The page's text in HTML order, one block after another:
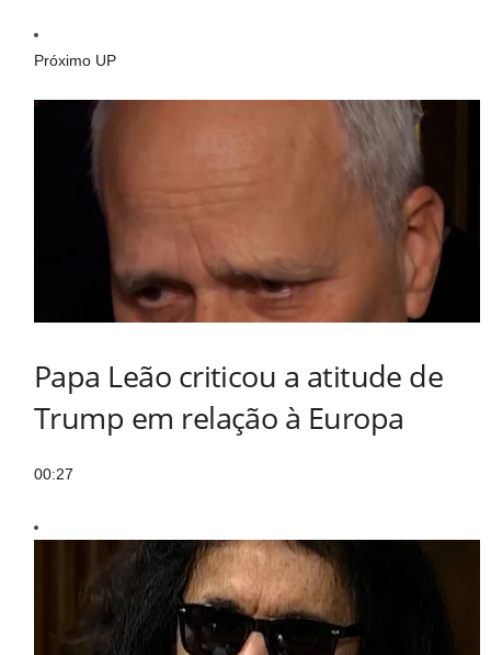
Próximo UP
Papa Leão criticou a atitude de
Trump em relação à Europa
00:27